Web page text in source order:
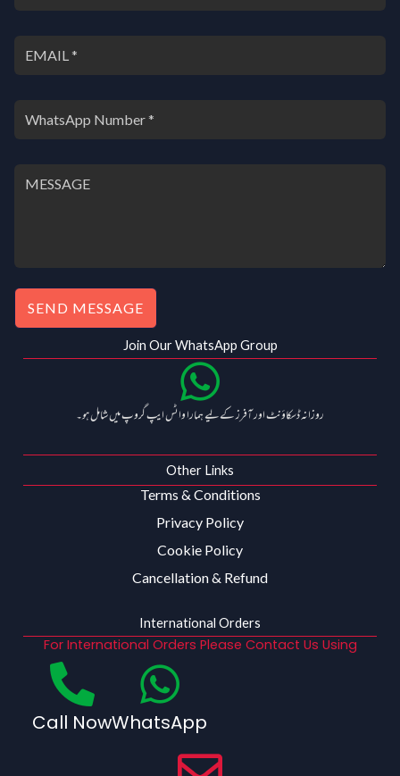
SEND MESSAGE
Join Our WhatsApp Group
روزانہ ڈسکاؤنٹ اور آفرز کے لیے ہمارا واٹس ایپ گروپ میں شامل ہو۔
Other Links
Terms & Conditions
Privacy Policy
Cookie Policy
Cancellation & Refund
International Orders
For International Orders Please Contact Us Using
Call NowWhatsApp